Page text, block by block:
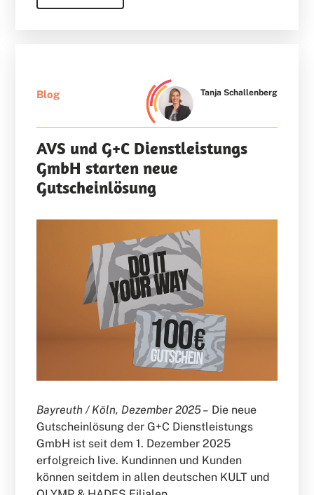
Blog Tanja Schallenberg
AVS und G+C Dienstleistungs
GmbH starten neue
Gutscheinlösung
Bayreuth / Köln, Dezember 2025 – Die neue
Gutscheinlösung der G+C Dienstleistungs
GmbH ist seit dem 1. Dezember 2025
erfolgreich live. Kundinnen und Kunden
können seitdem in allen deutschen KULT und